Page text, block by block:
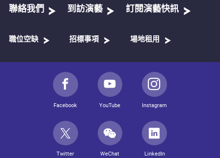
聯絡我們 到訪演藝 訂閱演藝快訊
職位空缺 招標事項 場地租用
Facebook YouTube Instagram
Twitter WeChat LinkedIn